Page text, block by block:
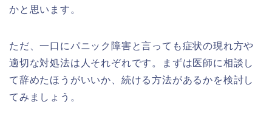
かと思います。
ただ、一口にパニック障害と言っても症状の現れ方や
適切な対処法は人それぞれです。まずは医師に相談し
て辞めたほうがいいか、続ける方法があるかを検討し
てみましょう。